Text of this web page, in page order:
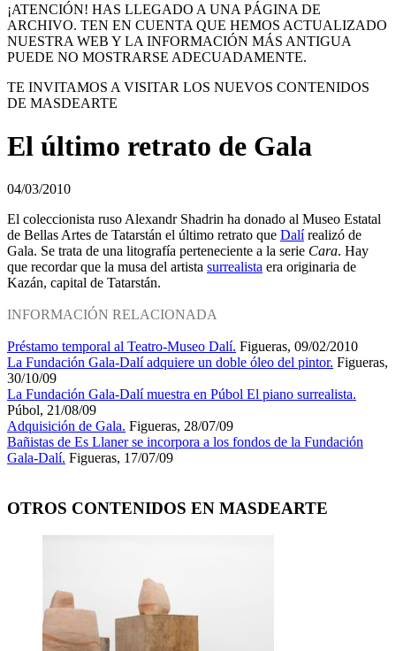
¡ATENCIÓN! HAS LLEGADO A UNA PÁGINA DE
ARCHIVO. TEN EN CUENTA QUE HEMOS ACTUALIZADO
NUESTRA WEB Y LA INFORMACIÓN MÁS ANTIGUA
PUEDE NO MOSTRARSE ADECUADAMENTE.
TE INVITAMOS A VISITAR LOS NUEVOS CONTENIDOS
DE MASDEARTE
El último retrato de Gala
04/03/2010
El coleccionista ruso Alexandr Shadrin ha donado al Museo Estatal
de Bellas Artes de Tatarstán el último retrato que Dalí realizó de
Gala. Se trata de una litografía perteneciente a la serie Cara. Hay
que recordar que la musa del artista surrealista era originaria de
Kazán, capital de Tatarstán.
INFORMACIÓN RELACIONADA
Préstamo temporal al Teatro-Museo Dalí. Figueras, 09/02/2010
La Fundación Gala-Dalí adquiere un doble óleo del pintor. Figueras,
30/10/09
La Fundación Gala-Dalí muestra en Púbol El piano surrealista.
Púbol, 21/08/09
Adquisición de Gala. Figueras, 28/07/09
Bañistas de Es Llaner se incorpora a los fondos de la Fundación
Gala-Dalí. Figueras, 17/07/09
OTROS CONTENIDOS EN MASDEARTE